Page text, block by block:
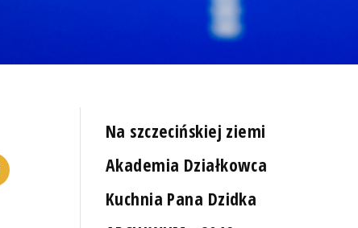
Na szczecińskiej ziemi
Akademia Działkowca
Kuchnia Pana Dzidka